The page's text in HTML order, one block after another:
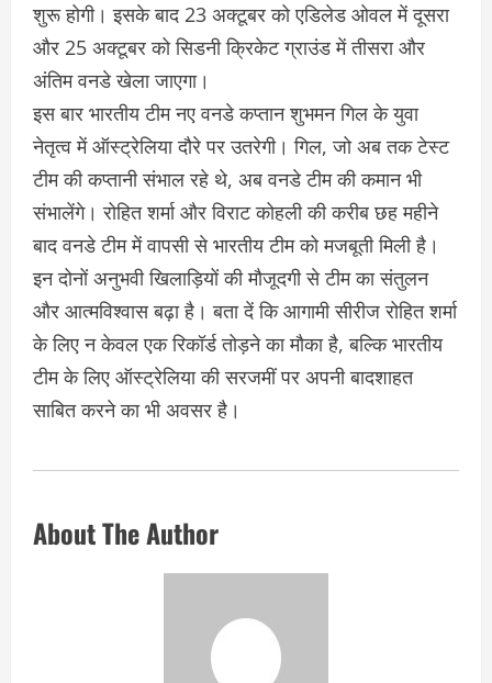
शुरू होगी। इसके बाद 23 अक्टूबर को एडिलेड ओवल में दूसरा
और 25 अक्टूबर को सिडनी क्रिकेट ग्राउंड में तीसरा और
अंतिम वनडे खेला जाएगा।
इस बार भारतीय टीम नए वनडे कप्तान शुभमन गिल के युवा
नेतृत्व में ऑस्ट्रेलिया दौरे पर उतरेगी। गिल, जो अब तक टेस्ट
टीम की कप्तानी संभाल रहे थे, अब वनडे टीम की कमान भी
संभालेंगे। रोहित शर्मा और विराट कोहली की करीब छह महीने
बाद वनडे टीम में वापसी से भारतीय टीम को मजबूती मिली है।
इन दोनों अनुभवी खिलाड़ियों की मौजूदगी से टीम का संतुलन
और आत्मविश्वास बढ़ा है। बता दें कि आगामी सीरीज रोहित शर्मा
के लिए न केवल एक रिकॉर्ड तोड़ने का मौका है, बल्कि भारतीय
टीम के लिए ऑस्ट्रेलिया की सरजमीं पर अपनी बादशाहत
साबित करने का भी अवसर है।
About The Author